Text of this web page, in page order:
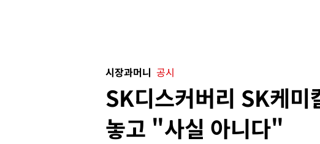
시장과머니 공시
SK디스커버리 SK케미
놓고 "사실 아니다"